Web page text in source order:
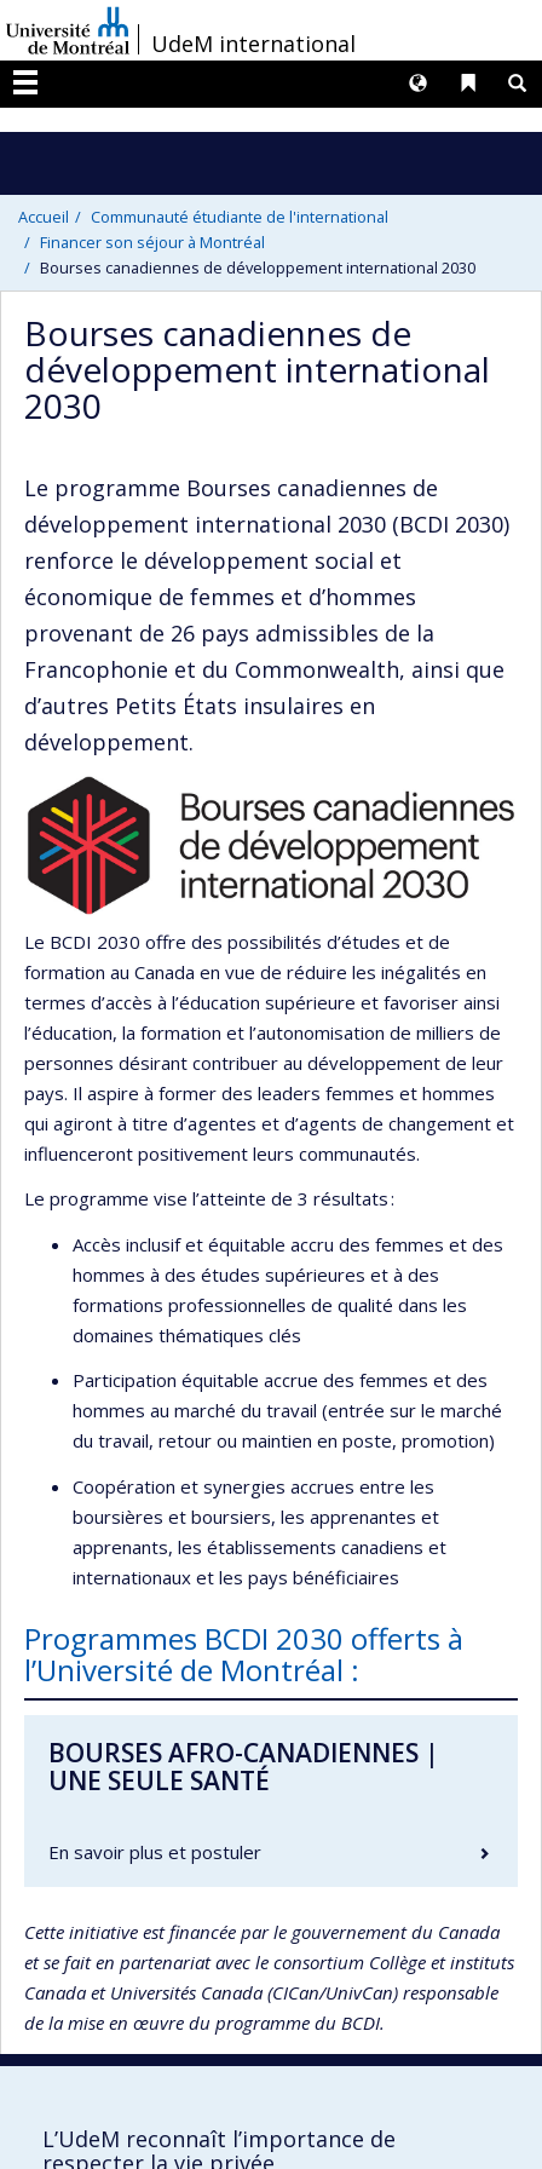
au
contenu
/UdeM international
Menu
Liens
Langues
Accueil
Communauté étudiante de l'international
Financer son séjour à Montréal
Bourses canadiennes de développement international 2030
Bourses canadiennes de
développement international
2030
Le programme Bourses canadiennes de
développement international 2030 (BCDI 2030)
renforce le développement social et
économique de femmes et d’hommes
provenant de 26 pays admissibles de la
Francophonie et du Commonwealth, ainsi que
d’autres Petits États insulaires en
développement.
Le BCDI 2030 offre des possibilités d’études et de
formation au Canada en vue de réduire les inégalités en
termes d’accès à l’éducation supérieure et favoriser ainsi
l’éducation, la formation et l’autonomisation de milliers de
personnes désirant contribuer au développement de leur
pays. Il aspire à former des leaders femmes et hommes
qui agiront à titre d’agentes et d’agents de changement et
influenceront positivement leurs communautés.
Le programme vise l’atteinte de 3 résultats :
Accès inclusif et équitable accru des femmes et des
hommes à des études supérieures et à des
formations professionnelles de qualité dans les
domaines thématiques clés
Participation équitable accrue des femmes et des
hommes au marché du travail (entrée sur le marché
du travail, retour ou maintien en poste, promotion)
Coopération et synergies accrues entre les
boursières et boursiers, les apprenantes et
apprenants, les établissements canadiens et
internationaux et les pays bénéficiaires
Programmes BCDI 2030 offerts à
l’Université de Montréal :
BOURSES AFRO-CANADIENNES |
UNE SEULE SANTÉ
En savoir plus et postuler
Cette initiative est financée par le gouvernement du Canada
et se fait en partenariat avec le consortium Collège et instituts
Canada et Universités Canada (CICan/UnivCan) responsable
de la mise en œuvre du programme du BCDI.
UdeM international
L’UdeM reconnaît l’importance de
respecter la vie privée